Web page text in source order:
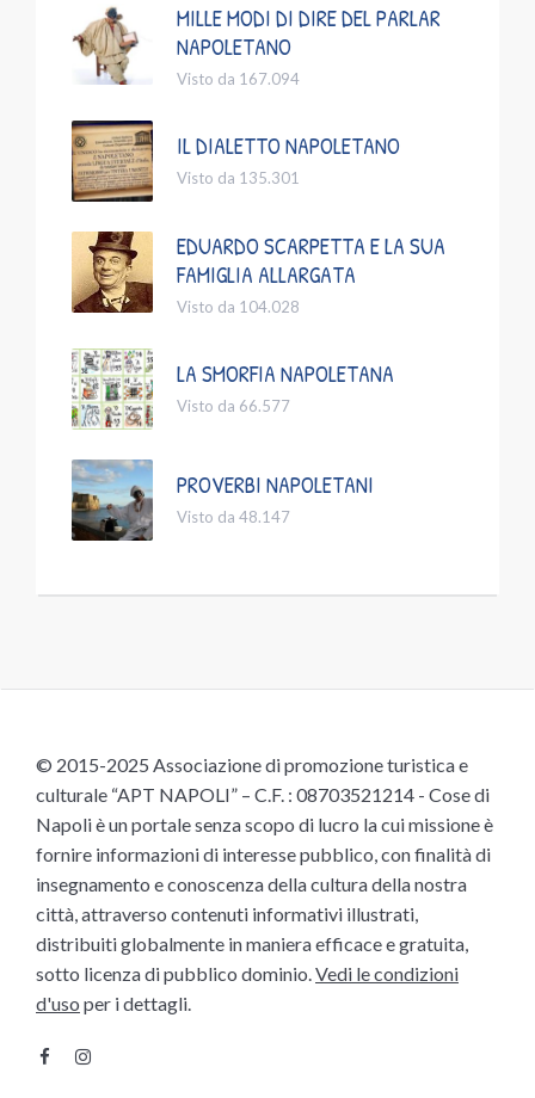
MILLE MODI DI DIRE DEL PARLAR
NAPOLETANO
Visto da 167.094
IL DIALETTO NAPOLETANO
Visto da 135.301
EDUARDO SCARPETTA E LA SUA
FAMIGLIA ALLARGATA
Visto da 104.028
LA SMORFIA NAPOLETANA
Visto da 66.577
PROVERBI NAPOLETANI
Visto da 48.147
© 2015-2025 Associazione di promozione turistica e
culturale “APT NAPOLI” – C.F. : 08703521214 - Cose di
Napoli è un portale senza scopo di lucro la cui missione è
fornire informazioni di interesse pubblico, con finalità di
insegnamento e conoscenza della cultura della nostra
città, attraverso contenuti informativi illustrati,
distribuiti globalmente in maniera efficace e gratuita,
sotto licenza di pubblico dominio. Vedi le condizioni
d'uso per i dettagli.